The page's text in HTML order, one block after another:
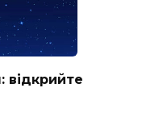
відкрийте